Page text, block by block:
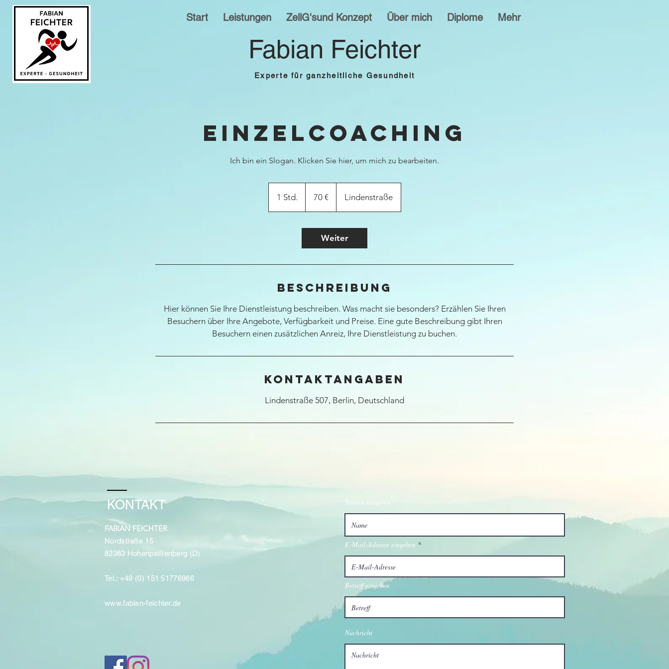
Start Leistungen ZellG'sund Konzept Über mich Diplome Mehr
Fabian Feichter
Experte für ganzheitliche Gesundheit
Einzelcoaching
Ich bin ein Slogan. Klicken Sie hier, um mich zu bearbeiten.
1 Std.
S
70 € Lindenstraße
Weiter
Beschreibung
Hier können Sie Ihre Dienstleistung beschreiben. Was macht sie besonders? Erzählen Sie Ihren
Besuchern über Ihre Angebote, Verfügbarkeit und Preise. Eine gute Beschreibung gibt Ihren
Besuchern einen zusätzlichen Anreiz, Ihre Dienstleistung zu buchen.
Kontaktangaben
Lindenstraße 507, Berlin, Deutschland
KONTAKT
FABIAN FEICHTER
Nordstraße 15
82383 Hohenpeißenberg (D)
Tel.: +49 (0) 151 51776966
www.fabian-feichter.de
Namen eingeben
E-Mail-Adresse eingeben
Betreff eingeben
Nachricht